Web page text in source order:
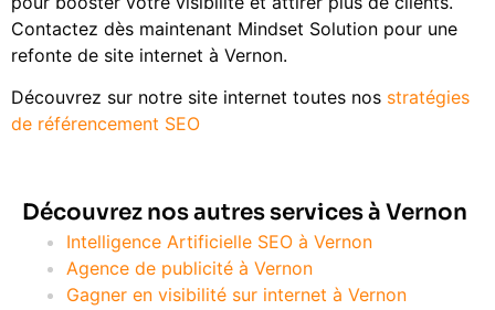
Contactez dès maintenant Mindset Solution pour une
refonte de site internet à Vernon.
Découvrez sur notre site internet toutes nos stratégies
de référencement SEO
Découvrez nos autres services à Vernon
Intelligence Artificielle SEO à Vernon
Agence de publicité à Vernon
Gagner en visibilité sur internet à Vernon